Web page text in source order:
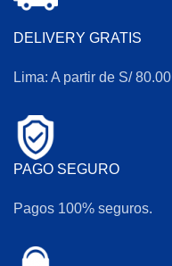
DELIVERY GRATIS
Lima: A partir de S/ 80.00
PAGO SEGURO
Pagos 100% seguros.